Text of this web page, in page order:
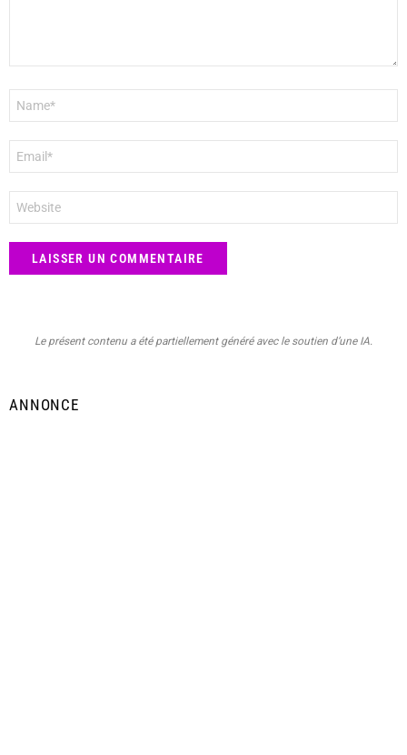
mail
*
web
Le présent contenu a été partiellement généré avec le soutien d’une IA.
ANNONCE